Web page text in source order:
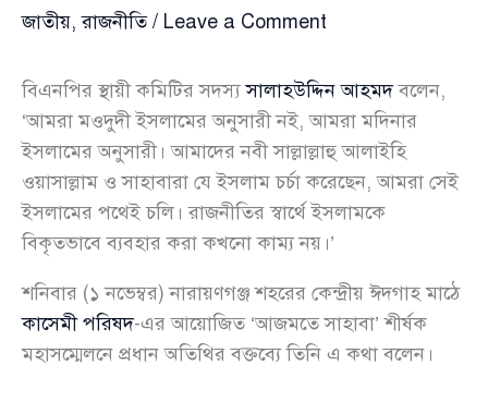
জাতীয়,রাজনীতি/ Leave a Comment
বিএনপির স্থায়ী কমিটির সদস্যসালাহউদ্দিন আহমদবলেন,
‘আমরা মওদুদী ইসলামের অনুসারী নই, আমরা মদিনার
ইসলামের অনুসারী। আমাদের নবী সাল্লাল্লাহু আলাইহি
ওয়াসাল্লাম ও সাহাবারা যে ইসলাম চর্চা করেছেন, আমরা সেই
ইসলামের পথেই চলি। রাজনীতির স্বার্থে ইসলামকে
বিকৃতভাবে ব্যবহার করা কখনো কাম্য নয়।’
শনিবার (১ নভেম্বর) নারায়ণগঞ্জ শহরের কেন্দ্রীয় ঈদগাহ মাঠে
কাসেমী পরিষদ-এর আয়োজিত ‘আজমতে সাহাবা’ শীর্ষক
মহাসম্মেলনে প্রধান অতিথির বক্তব্যে তিনি এ কথা বলেন।